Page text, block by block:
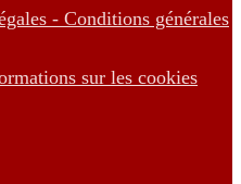
- Conditions générales
sur les cookies